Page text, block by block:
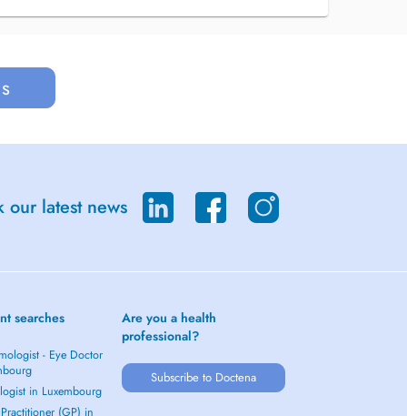
our latest news
searches
- Eye Doctor
in Luxembourg
(GP) in
Are you a health
professional?
Subscribe to Doctena